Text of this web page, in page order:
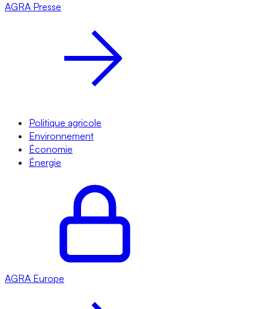
AGRA Presse
Politique agricole
Environnement
Économie
Énergie
AGRA Europe